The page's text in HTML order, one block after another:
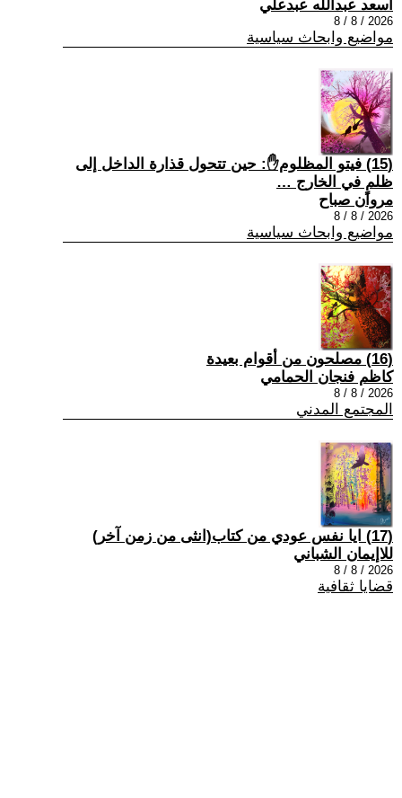
اسعد عبدالله عبدعلي
2026 / 8 / 8
مواضيع وابحاث سياسية
(15) فيتو المظلوم✋: حين تتحول قذارة الداخل إلى
ظلمٍ في الخارج …
مروان صباح
2026 / 8 / 8
مواضيع وابحاث سياسية
(16) مصلحون من أقوام بعيدة
كاظم فنجان الحمامي
2026 / 8 / 8
المجتمع المدني
(17) ايا نفس عودي من كتاب(انثى من زمن آخر)
للاإيمان الشباني
2026 / 8 / 8
قضايا ثقافية